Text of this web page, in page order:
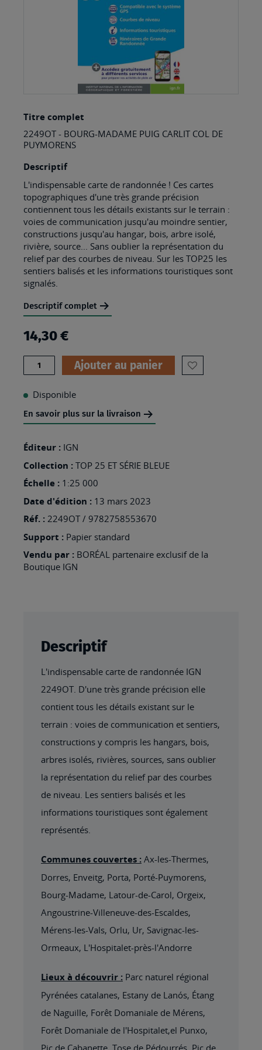
to
the
of
the
images
gallery
Titre complet
2249OT - BOURG-MADAME PUIG CARLIT COL DE
PUYMORENS
Descriptif
L'indispensable carte de randonnée ! Ces cartes
topographiques d'une très grande précision
contiennent tous les détails existants sur le terrain :
voies de communication jusqu'au moindre sentier,
constructions jusqu'au hangar, bois, arbre isolé,
rivière, source... Sans oublier la représentation du
relief par des courbes de niveau. Sur les TOP25 les
sentiers balisés et les informations touristiques sont
signalés.
Descriptif complet
14,30 €
Quantité Ajouter au panier
AJOUTER
Disponible
En savoir plus sur la livraison
Éditeur : IGN
Collection : TOP 25 ET SÉRIE BLEUE
Échelle : 1:25 000
Date d'édition : 13 mars 2023
Réf. : 2249OT / 9782758553670
Support : Papier standard
Vendu par : BORÉAL partenaire exclusif de la
Boutique IGN
Descriptif
L'indispensable carte de randonnée IGN
2249OT. D'une très grande précision elle
contient tous les détails existant sur le
terrain : voies de communication et sentiers,
constructions y compris les hangars, bois,
arbres isolés, rivières, sources, sans oublier
la représentation du relief par des courbes
de niveau. Les sentiers balisés et les
informations touristiques sont également
représentés.
Communes couvertes : Ax-les-Thermes,
Dorres, Enveitg, Porta, Porté-Puymorens,
Bourg-Madame, Latour-de-Carol, Orgeix,
Angoustrine-Villeneuve-des-Escaldes,
Mérens-les-Vals, Orlu, Ur, Savignac-les-
Ormeaux, L'Hospitalet-près-l'Andorre
Lieux à découvrir : Parc naturel régional
Pyrénées catalanes, Estany de Lanós, Étang
de Naguille, Forêt Domaniale de Mérens,
Forêt Domaniale de l'Hospitalet,el Punxo,
Pic de Cabanette, Tose de Pédourrés, Pic de